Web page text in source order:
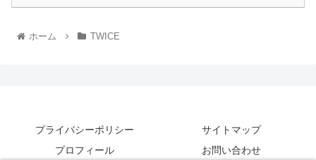
ホーム TWICE
プライバシーポリシー
サイトマップ
プロフィール
お問い合わせ